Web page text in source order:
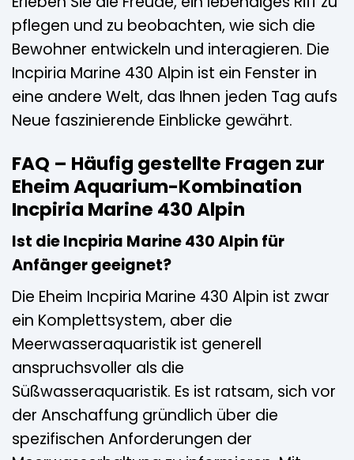
pflegen und zu beobachten, wie sich die
Bewohner entwickeln und interagieren. Die
Incpiria Marine 430 Alpin ist ein Fenster in
eine andere Welt, das Ihnen jeden Tag aufs
Neue faszinierende Einblicke gewährt.
FAQ – Häufig gestellte Fragen zur
Eheim Aquarium-Kombination
Incpiria Marine 430 Alpin
Ist die Incpiria Marine 430 Alpin für
Anfänger geeignet?
Die Eheim Incpiria Marine 430 Alpin ist zwar
ein Komplettsystem, aber die
Meerwasseraquaristik ist generell
anspruchsvoller als die
Süßwasseraquaristik. Es ist ratsam, sich vor
der Anschaffung gründlich über die
spezifischen Anforderungen der